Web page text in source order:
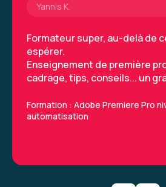
Yannis K.
Formateur super, au-delà de
espérer.
Enseignement de première
cadrage, tips, conseils... un
Formation : Adobe Premiere Pro
automatisation